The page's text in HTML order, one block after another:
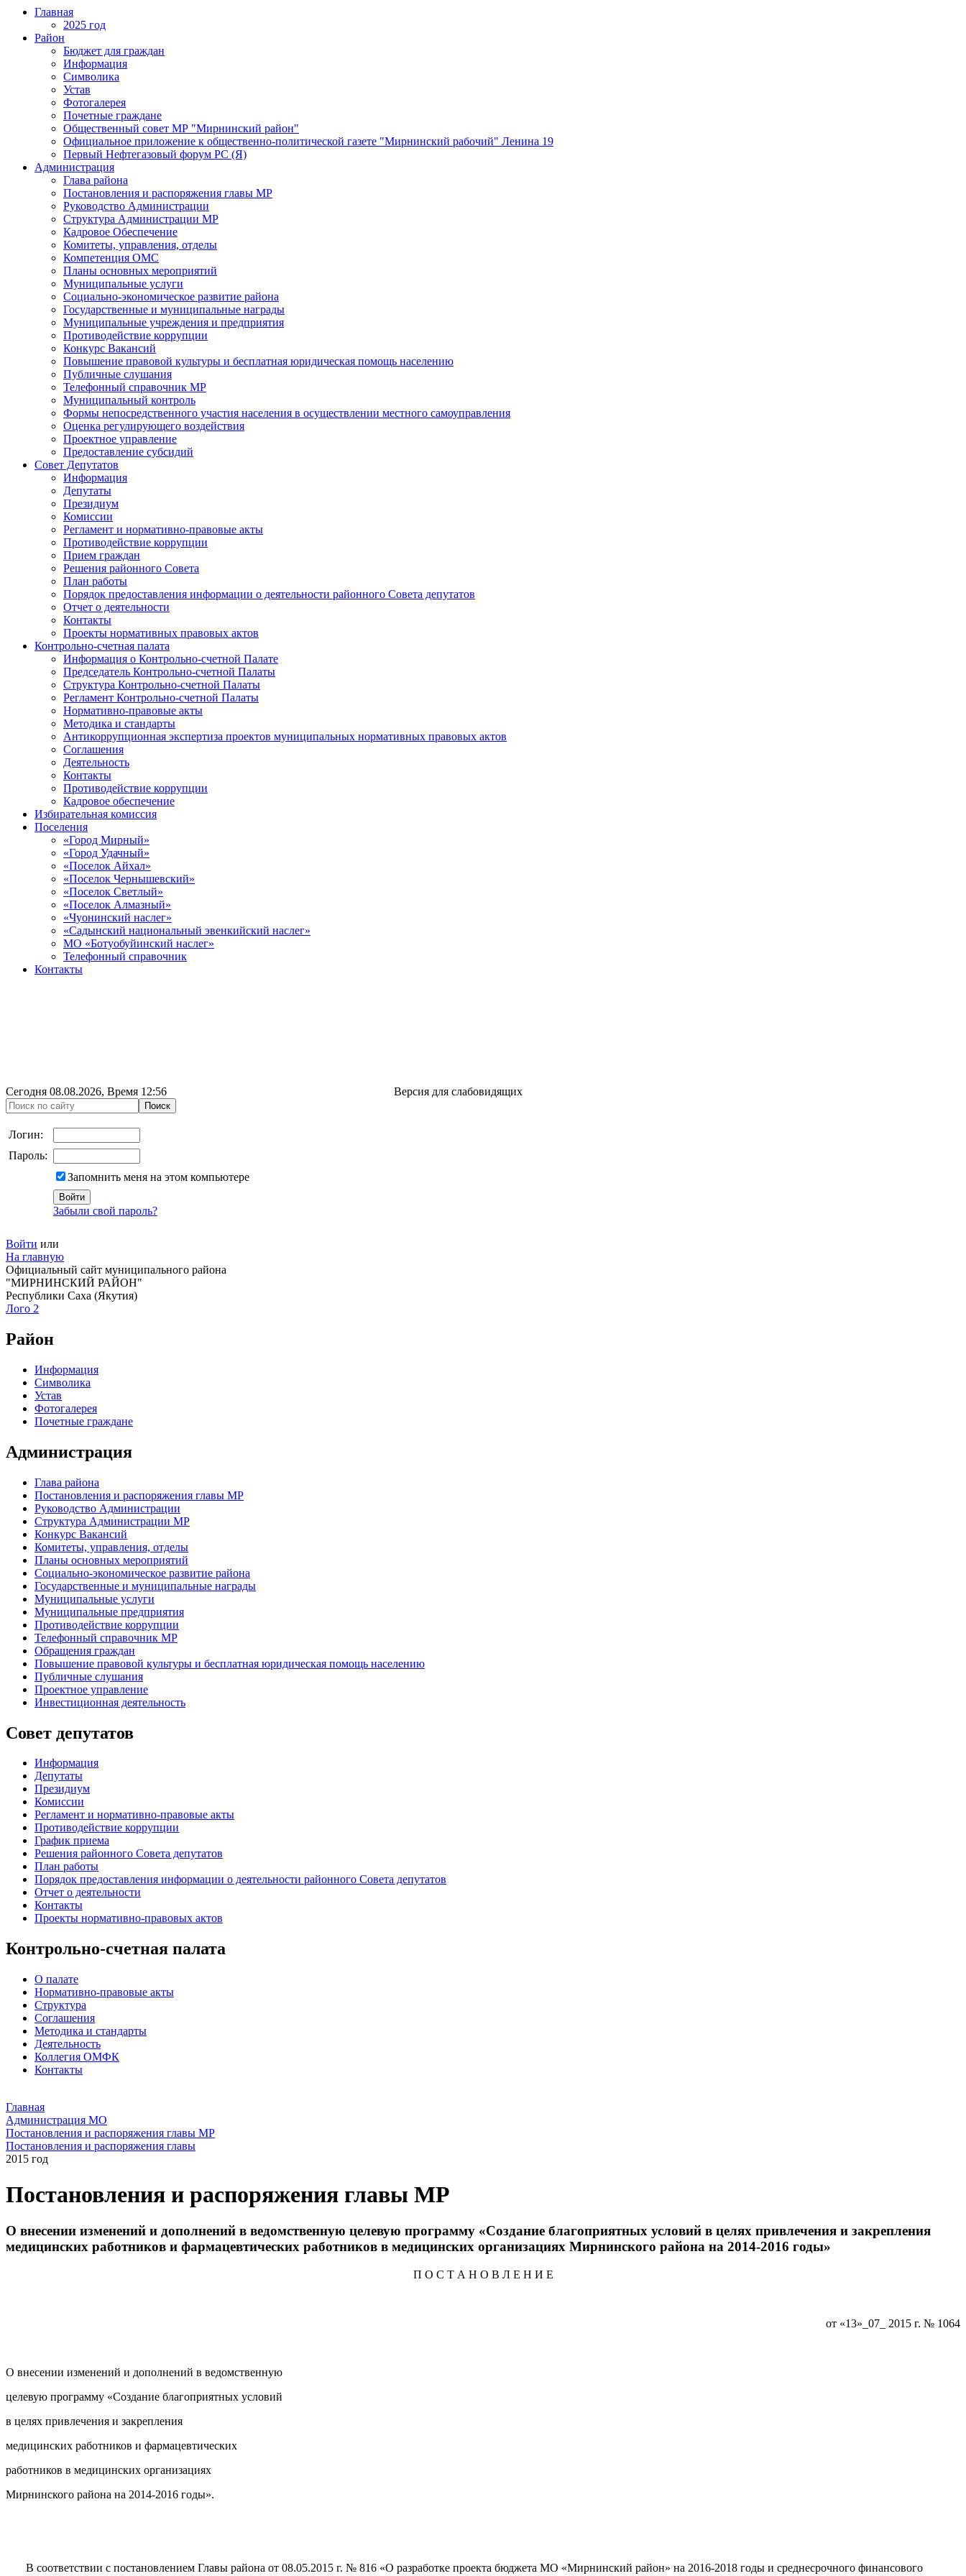
Главная
2025 год
Район
Бюджет для граждан
Информация
Символика
Устав
Фотогалерея
Почетные граждане
Общественный совет МР "Мирнинский район"
Официальное приложение к общественно-политической газете "Мирнинский рабочий" Ленина 19
Первый Нефтегазовый форум РС (Я)
Администрация
Глава района
Постановления и распоряжения главы МР
Руководство Администрации
Структура Администрации МР
Кадровое Обеспечение
Комитеты, управления, отделы
Компетенция ОМС
Планы основных мероприятий
Муниципальные услуги
Социально-экономическое развитие района
Государственные и муниципальные награды
Муниципальные учреждения и предприятия
Противодействие коррупции
Конкурс Вакансий
Повышение правовой культуры и бесплатная юридическая помощь населению
Публичные слушания
Телефонный справочник МР
Муниципальный контроль
Формы непосредственного участия населения в осуществлении местного самоуправления
Оценка регулирующего воздействия
Проектное управление
Предоставление субсидий
Совет Депутатов
Информация
Депутаты
Президиум
Комиссии
Регламент и нормативно-правовые акты
Противодействие коррупции
Прием граждан
Решения районного Совета
План работы
Порядок предоставления информации о деятельности районного Совета депутатов
Отчет о деятельности
Контакты
Проекты нормативных правовых актов
Контрольно-счетная палата
Информация о Контрольно-счетной Палате
Председатель Контрольно-счетной Палаты
Структура Контрольно-счетной Палаты
Регламент Контрольно-счетной Палаты
Нормативно-правовые акты
Методика и стандарты
Антикоррупционная экспертиза проектов муниципальных нормативных правовых актов
Соглашения
Деятельность
Контакты
Противодействие коррупции
Кадровое обеспечение
Избирательная комиссия
Поселения
«Город Мирный»
«Город Удачный»
«Поселок Айхал»
«Поселок Чернышевский»
«Поселок Светлый»
«Поселок Алмазный»
«Чуонинский наслег»
«Садынский национальный эвенкийский наслег»
МО «Ботуобуйинский наслег»
Телефонный справочник
Контакты
Сегодня 08.08.2026, Время 12:56 Версия для слабовидящих
Логин:
Пароль:
Запомнить меня на этом компьютере
Забыли свой пароль?
Войти или
На главную
Официальный сайт муниципального района
"МИРНИНСКИЙ РАЙОН"
Республики Саха (Якутия)
Лого 2
Район
Информация
Символика
Устав
Фотогалерея
Почетные граждане
Администрация
Глава района
Постановления и распоряжения главы МР
Руководство Администрации
Структура Администрации МР
Конкурс Вакансий
Комитеты, управления, отделы
Планы основных мероприятий
Социально-экономическое развитие района
Государственные и муниципальные награды
Муниципальные услуги
Муниципальные предприятия
Противодействие коррупции
Телефонный справочник МР
Обращения граждан
Повышение правовой культуры и бесплатная юридическая помощь населению
Публичные слушания
Проектное управление
Инвестиционная деятельность
Совет депутатов
Информация
Депутаты
Президиум
Комиссии
Регламент и нормативно-правовые акты
Противодействие коррупции
График приема
Решения районного Совета депутатов
План работы
Порядок предоставления информации о деятельности районного Совета депутатов
Отчет о деятельности
Контакты
Проекты нормативно-правовых актов
Контрольно-счетная палата
О палате
Нормативно-правовые акты
Структура
Соглашения
Методика и стандарты
Деятельность
Коллегия ОМФК
Контакты
Главная
Администрация МО
Постановления и распоряжения главы МР
Постановления и распоряжения главы
2015 год
Постановления и распоряжения главы МР
О внесении изменений и дополнений в ведомственную целевую программу «Создание благоприятных условий в целях привлечения и закрепления
медицинских работников и фармацевтических работников в медицинских организациях Мирнинского района на 2014-2016 годы»
П О С Т А Н О В Л Е Н И Е
от «13»_07_ 2015 г. № 1064
О внесении изменений и дополнений в ведомственную
целевую программу «Создание благоприятных условий
в целях привлечения и закрепления
медицинских работников и фармацевтических
работников в медицинских организациях
Мирнинского района на 2014-2016 годы».
В соответствии с постановлением Главы района от 08.05.2015 г. № 816 «О разработке проекта бюджета МО «Мирнинский район» на 2016-2018 годы и среднесрочного финансового